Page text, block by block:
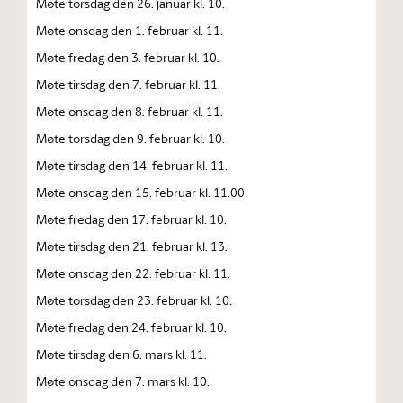
Møte onsdag den 1. februar kl. 11.
Møte fredag den 3. februar kl. 10.
Møte tirsdag den 7. februar kl. 11.
Møte onsdag den 8. februar kl. 11.
Møte torsdag den 9. februar kl. 10.
Møte tirsdag den 14. februar kl. 11.
Møte onsdag den 15. februar kl. 11.00
Møte fredag den 17. februar kl. 10.
Møte tirsdag den 21. februar kl. 13.
Møte onsdag den 22. februar kl. 11.
Møte torsdag den 23. februar kl. 10.
Møte fredag den 24. februar kl. 10.
Møte tirsdag den 6. mars kl. 11.
Møte onsdag den 7. mars kl. 10.